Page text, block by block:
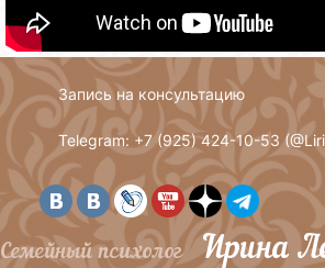
Запись на консультацию
Telegram: +7 (925) 424-10-53 (
Семейный психолог Ирина